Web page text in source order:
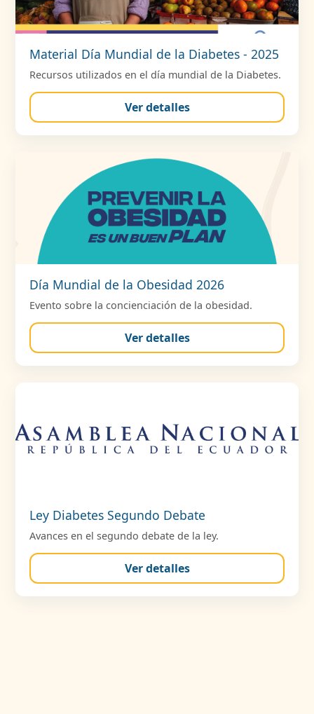
Material Día Mundial de la Diabetes - 2025
Recursos utilizados en el día mundial de la Diabetes.
Ver detalles
Día Mundial de la Obesidad 2026
Evento sobre la concienciación de la obesidad.
Ver detalles
Ley Diabetes Segundo Debate
Avances en el segundo debate de la ley.
Ver detalles